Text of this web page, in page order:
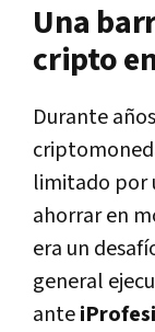
Una
cripto
Durante
limitado por
ahorrar en
era un
general
ante